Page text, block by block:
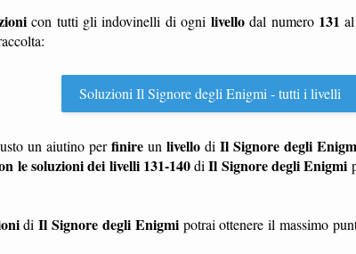
con tutti gli indovinelli di ogni livellodal numero 131 al
Soluzioni Il Signore degli Enigmi - tutti i livelli
un aiutino perfinire un livello di Il Signore degli
le soluzioni dei livelli 131-140diIl Signore degli Enigmi
diIl Signore degli Enigmipotrai ottenere il massimo